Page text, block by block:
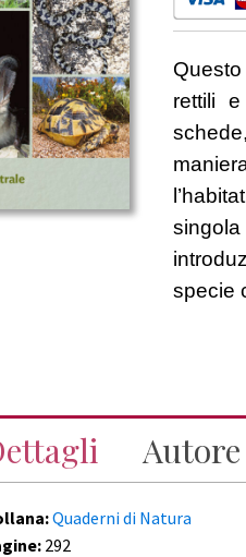
rettili
specie
Autore
Quaderni di Natura
292